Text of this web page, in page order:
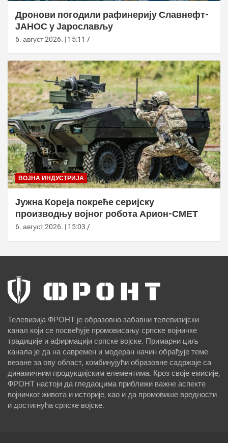
Дронови погодили рафинерију Славнефт-
ЈАНОС у Јарослављу
6. август 2026. | 15:11
ВОЈНА ИНДУСТРИЈА
Јужна Кореја покреће серијску
производњу војног робота Арион-СМЕТ
6. август 2026. | 15:03
Телевизија ФРОНТ је образовно-забавни телевизијски
канал који се посвећује промовисању српске војничке
традиције и афирмацији српске војске. Примарни циљ
канала је да на савремен и модеран начин обрађује теме
везане за ову област, комбинујући образовне садржаје са
динамичним продукцијским елементима. Кроз своје емисије,
ФРОНТ настоји да гледаоцима приближи важне аспекте
војничког живота и историје, као и да промовише вредности
и достигнућа српске војске.